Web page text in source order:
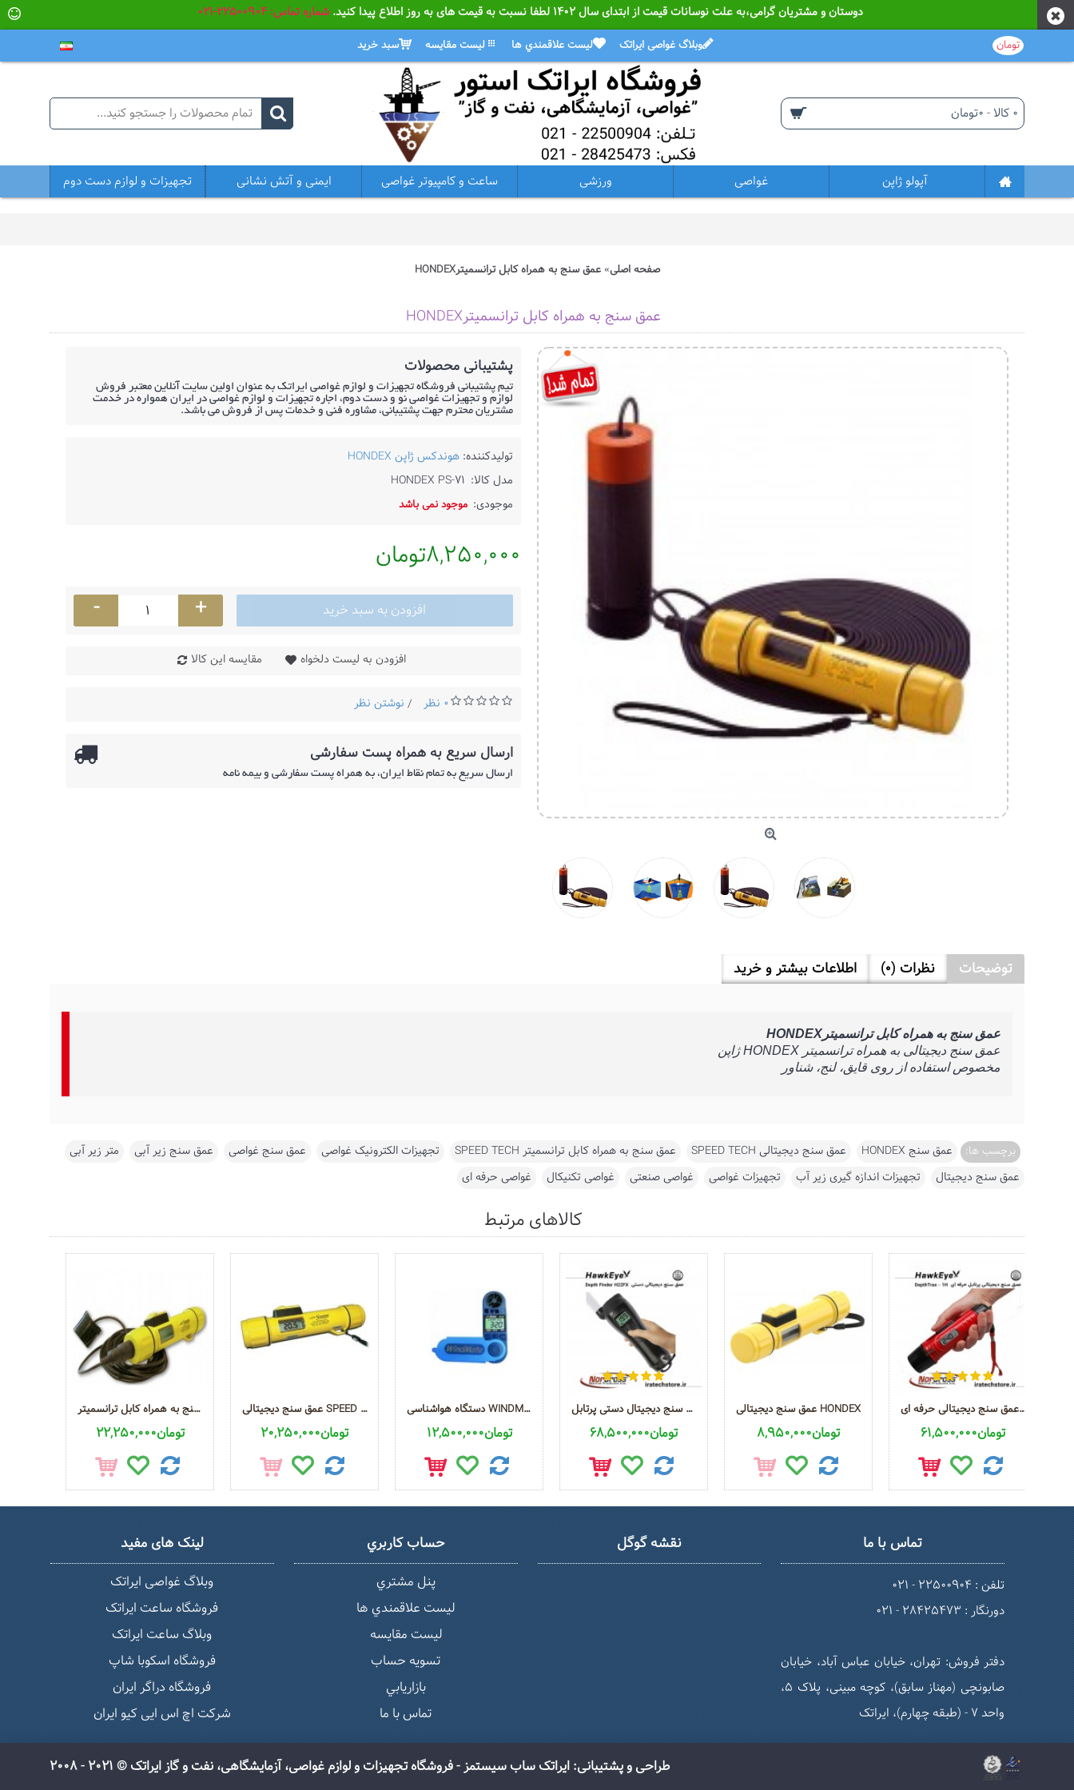
دوستان و مشتریان گرامی،به علت نوسانات قیمت از ابتدای سال ۱۴۰۲ لطفا نسبت به قیمت های به روز اطلاع پیدا کنید. شماره تماس: 22500904-021
وبلاگ غواصی ایراتک ليست علاقمندي ها ليست مقايسه سبد خريد تومان
0 کالا - 0تومان
آپولو ژاپن غواصی ورزشی ساعت و کامپیوتر غواصی ایمنی و آتش نشانی تجهیزات و لوازم دست دوم
صفحه اصلی عمق سنج به همراه کابل ترانسمیترHONDEX
عمق سنج به همراه کابل ترانسمیترHONDEX
پشتیبانی محصولات
تیم پشتیبانی فروشگاه تجهیزات و لوازم غواصی ایراتک به عنوان اولین سایت آنلاین معتبر فروش
لوازم و تجهیزات غواصی نو و دست دوم، اجاره تجهیزات و لوازم غواصی در ایران همواره در خدمت
مشتریان محترم جهت پشتیبانی، مشاوره فنی و خدمات پس از فروش می باشد.
تولیدکننده: هوندکس ژاپن HONDEX
مدل کالا: HONDEX PS-71
موجودی: موجود نمی باشد
8,250,000تومان
- + افزودن به سبد خرید
افزودن به لیست دلخواه مقایسه این کالا
0 نظر / نوشتن نظر
ارسال سریع به همراه پست سفارشی
ارسال سریع به تمام نقاط ایران، به همراه پست سفارشی و بیمه نامه
توضیحات نظرات (0) اطلاعات بیشتر و خرید
عمق سنج به همراه کابل ترانسمیترHONDEX
عمق سنج دیجیتالی به همراه ترانسمیتر HONDEX ژاپن
مخصوص استفاده از روی قایق، لنج، شناور
برچسب ها: عمق سنج HONDEX عمق سنج دیجیتالی SPEED TECH عمق سنج به همراه کابل ترانسمیتر SPEED TECH تجهیزات الکترونیک غواصی عمق سنج غواصی عمق سنج زیر آبی متر زیر آبی
عمق سنج دیجیتال
تجهیزات اندازه گیری زیر آب تجهیزات غواصی غواصی صنعتی غواصی تکنیکال غواصی حرفه ای
کالاهای مرتبط
عمق سنج به همراه کابل ترانسمیترSPEEDTECH
22,250,000تومان
عمق سنج دیجیتالی SPEED TECH
20,250,000تومان
دستگاه هواشناسی WINDMATE 350
12,500,000تومان
عمق سنج دیجیتال دستی پرتابل DEPTH FINDER H22FX
68,500,000تومان
عمق سنج دیجیتالی HONDEX
8,950,000تومان
عمق سنج دیجیتالی حرفه ای DepthTrax - 1H
61,500,000تومان
لینک های مفید
وبلاگ غواصی ایراتک
فروشگاه ساعت ایراتک
وبلاگ ساعت ایراتک
فروشگاه اسکوبا شاپ
فروشگاه دراگر ایران
شرکت اچ اس ایی کیو ایران
حساب كاربري
پنل مشتري
ليست علاقمندي ها
لیست مقایسه
تسويه حساب
بازاريابي
تماس با ما
نقشه گوگل تماس با ما
تلفن : 22500904 - 021
دورنگار : 28425473 - 021
دفتر فروش: تهران، خیابان عباس آباد، خیابان
صابونچی (مهناز سابق)، کوچه مبینی، پلاک 5،
واحد 7 - (طبقه چهارم)، ایراتک
طراحی و پشتیبانی: ایراتک ساب سیستمز - فروشگاه تجهیزات و لوازم غواصی، آزمایشگاهی، نفت و گاز ایراتک © 2021 - 2008